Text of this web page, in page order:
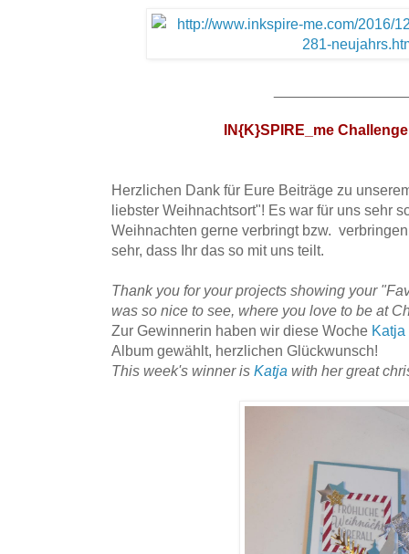
IN{K}SPIRE_me
Herzlichen Dank für Eure Beiträge zu
liebster Weihnachtsort"! Es war für uns sehr
Weihnachten gerne verbringt bzw.
sehr, dass Ihr das so mit uns teilt.
Thank you for your projects showing your
was so nice to see, where you love to be at
Zur Gewinnerin haben wir diese Woche Katja
Album gewählt, herzlichen Glückwunsch!
This week's winner is Katja with her great